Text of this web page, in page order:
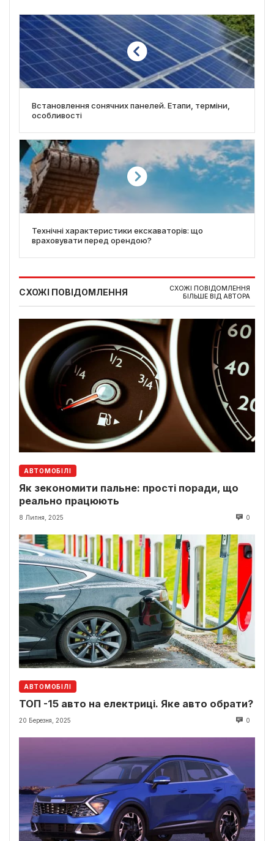
Встановлення сонячних панелей. Етапи, терміни,
особливості
Технічні характеристики екскаваторів: що
враховувати перед орендою?
СХОЖІ ПОВІДОМЛЕННЯ
СХОЖІ ПОВІДОМЛЕННЯ
БІЛЬШЕ ВІД АВТОРА
АВТОМОБІЛІ
Як зекономити пальне: прості поради, що
реально працюють
8 Липня, 2025 0
АВТОМОБІЛІ
ТОП -15 авто на електриці. Яке авто обрати?
20 Березня, 2025 0